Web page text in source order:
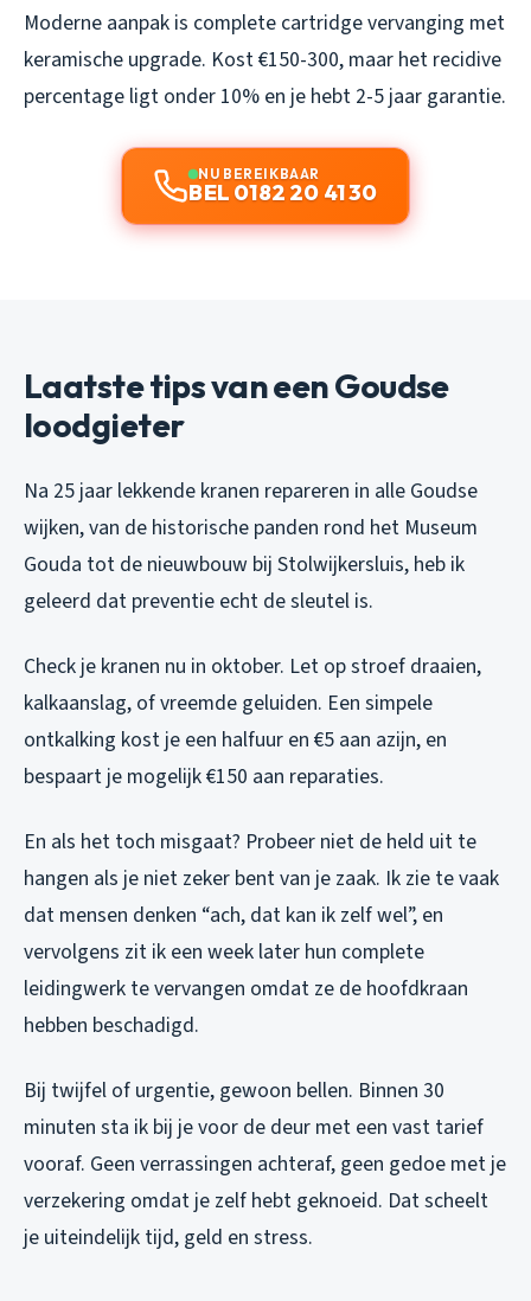
Moderne aanpak is complete cartridge vervanging met
keramische upgrade. Kost €150-300, maar het recidive
percentage ligt onder 10% en je hebt 2-5 jaar garantie.
NU BEREIKBAAR
BEL 0182 20 41 30
Laatste tips van een Goudse
loodgieter
Na 25 jaar lekkende kranen repareren in alle Goudse
wijken, van de historische panden rond het Museum
Gouda tot de nieuwbouw bij Stolwijkersluis, heb ik
geleerd dat preventie echt de sleutel is.
Check je kranen nu in oktober. Let op stroef draaien,
kalkaanslag, of vreemde geluiden. Een simpele
ontkalking kost je een halfuur en €5 aan azijn, en
bespaart je mogelijk €150 aan reparaties.
En als het toch misgaat? Probeer niet de held uit te
hangen als je niet zeker bent van je zaak. Ik zie te vaak
dat mensen denken “ach, dat kan ik zelf wel”, en
vervolgens zit ik een week later hun complete
leidingwerk te vervangen omdat ze de hoofdkraan
hebben beschadigd.
Bij twijfel of urgentie, gewoon bellen. Binnen 30
minuten sta ik bij je voor de deur met een vast tarief
vooraf. Geen verrassingen achteraf, geen gedoe met je
verzekering omdat je zelf hebt geknoeid. Dat scheelt
je uiteindelijk tijd, geld en stress.